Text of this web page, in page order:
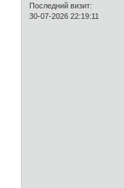
Последний визит:
30-07-2026 22:19:11